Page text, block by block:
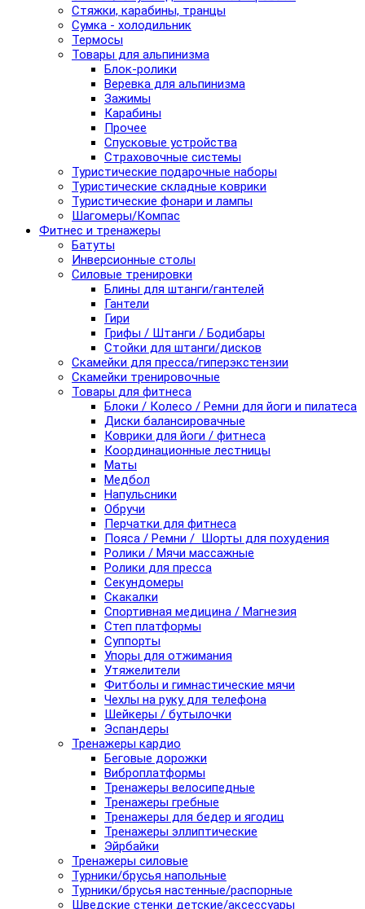
Стяжки, карабины, транцы
Сумка - холодильник
Термосы
Товары для альпинизма
Блок-ролики
Веревка для альпинизма
Зажимы
Карабины
Прочее
Спусковые устройства
Страховочные системы
Туристические подарочные наборы
Туристические складные коврики
Туристические фонари и лампы
Шагомеры/Компас
Фитнес и тренажеры
Батуты
Инверсионные столы
Силовые тренировки
Блины для штанги/гантелей
Гантели
Гири
Грифы / Штанги / Бодибары
Стойки для штанги/дисков
Скамейки для пресса/гиперэкстензии
Скамейки тренировочные
Товары для фитнеса
Блоки / Колесо / Ремни для йоги и пилатеса
Диски балансировачные
Коврики для йоги / фитнеса
Координационные лестницы
Маты
Медбол
Напульсники
Обручи
Перчатки для фитнеса
Пояса / Ремни / Шорты для похудения
Ролики / Мячи массажные
Ролики для пресса
Секундомеры
Скакалки
Спортивная медицина / Магнезия
Степ платформы
Суппорты
Упоры для отжимания
Утяжелители
Фитболы и гимнастические мячи
Чехлы на руку для телефона
Шейкеры / бутылочки
Эспандеры
Тренажеры кардио
Беговые дорожки
Виброплатформы
Тренажеры велосипедные
Тренажеры гребные
Тренажеры для бедер и ягодиц
Тренажеры эллиптические
Эйрбайки
Тренажеры силовые
Турники/брусья напольные
Турники/брусья настенные/распорные
Шведские стенки детские/аксессуары